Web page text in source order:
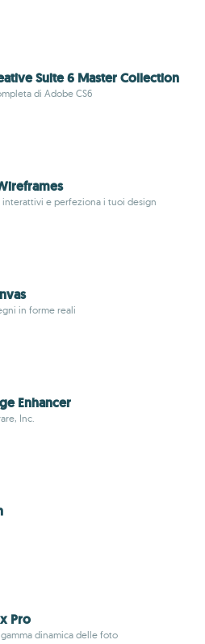
Suite 6 Master Collection
di Adobe CS6
e perfeziona i tuoi design
in forme reali
Enhancer
Inc.
Pro
dinamica delle foto